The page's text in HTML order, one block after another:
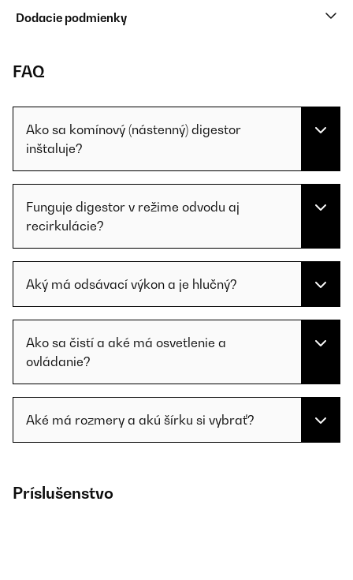
Dodacie podmienky
FAQ
Ako sa komínový (nástenný) digestor
inštaluje?
Funguje digestor v režime odvodu aj
recirkulácie?
Aký má odsávací výkon a je hlučný?
Ako sa čistí a aké má osvetlenie a
ovládanie?
Aké má rozmery a akú šírku si vybrať?
Príslušenstvo